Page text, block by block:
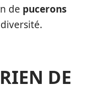
de pucerons
DE